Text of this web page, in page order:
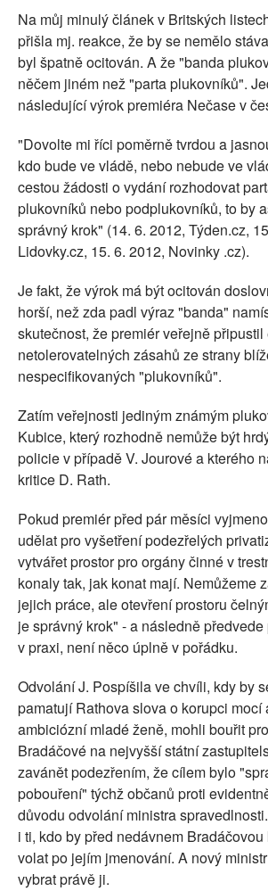
Na můj minulý článek v Britských
přišla mj. reakce, že by se nemělo
byl špatně ocitován. A že "banda
něčem jiném než "parta plukovníků".
následující výrok premiéra Nečase v
"Dovolte mi říci poměrně tvrdou a
kdo bude ve vládě, nebo nebude ve
cestou žádosti o vydání rozhodovat
plukovníků nebo podplukovníků, to by
správný krok" (14. 6. 2012, Týden.cz,
Lidovky.cz, 15. 6. 2012, Novinky .cz).
Je fakt, že výrok má být ocitován
horší, než zda padl výraz "banda"
skutečnost, že premiér veřejně připustil
netolerovatelných zásahů ze strany
nespecifikovaných "plukovníků".
Zatím veřejnosti jediným známým
Kubice, který rozhodně nemůže být
policie v případě V. Jourové a kterého
kritice D. Rath.
Pokud premiér před pár měsíci
udělat pro vyšetření podezřelých
vytvářet prostor pro orgány činné v
konaly tak, jak konat mají. Nemůžeme
jejich práce, ale otevření prostoru
je správný krok" - a následně
v praxi, není něco úplně v pořádku.
Odvolání J. Pospíšila ve chvíli, kdy by
pamatují Rathova slova o korupci mocí
ambiciózní mladé ženě, mohli bouřit
Bradáčové na nejvyšší státní
zavánět podezřením, že cílem bylo
pobouření" týchž občanů proti
důvodu odvolání ministra
i ti, kdo by před nedávnem
volat po jejím jmenování. A nový
vybrat právě ji.